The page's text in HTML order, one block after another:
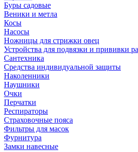
Буры садовые
Веники и метла
Косы
Насосы
Ножницы для стрижки овец
Устройства для подвязки и прививки
Сантехника
Средства индивидуальной защиты
Наколенники
Наушники
Очки
Перчатки
Респираторы
Страховочные пояса
Фильтры для масок
Фурнитура
Замки навесные